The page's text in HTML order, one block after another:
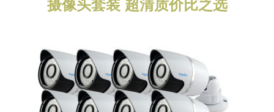
摄像头套装 超清质价比之选